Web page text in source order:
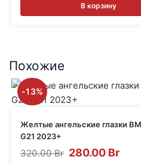
В корзину
Похожие
-13%
Желтые ангельские глазки
G21 2023+
320.00Br 280.00 Br